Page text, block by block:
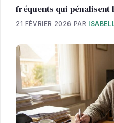
fréquents qui pénalisent
21 FÉVRIER 2026 PAR